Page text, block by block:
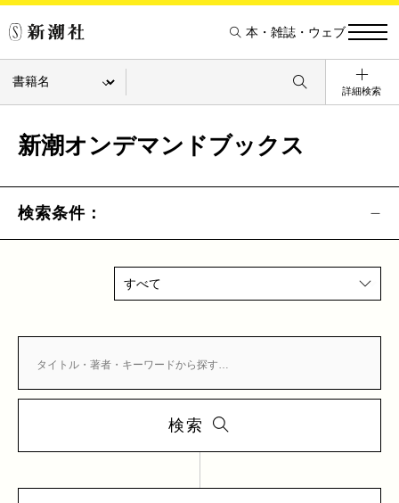
本・雑誌・ウェブ
詳細検索
新潮オンデマンドブックス
検索条件：
すべて
検索